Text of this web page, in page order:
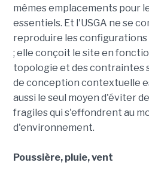
mêmes emplacements pour
essentiels. Et l'USGA ne se
reproduire les
; elle conçoit le site en
topologie et des contraintes
de conception contextuelle
aussi le seul moyen d'éviter
fragiles qui s'effondrent au
d'environnement.
Poussière, pluie, vent